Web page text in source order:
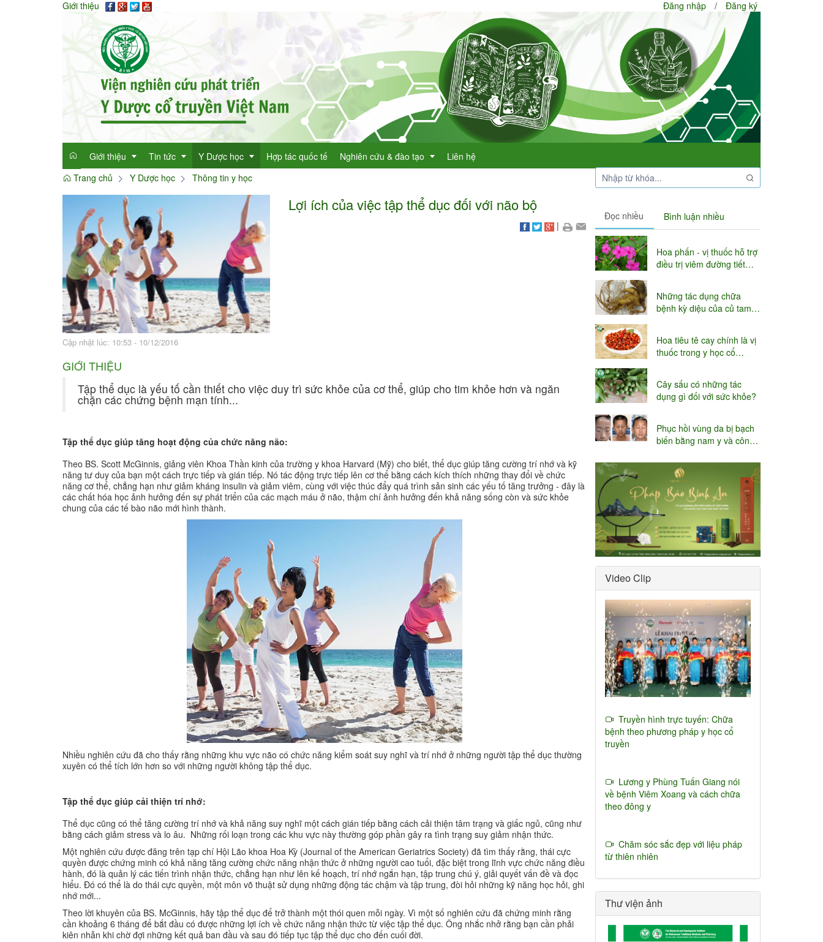
Giới thiệu Đăng nhập / Đăng ký
Giới thiệu
Giới thiệu
Mục đích
Chức năng nhiệm vụ
Tin tức
Tin tức tổng hợp
Tin tức trong ngành
Y Dược học
Thông tin y học
Cây thuốc quý Danh lục cây thuốc
Danh lục cây thuốc Việt Nam
Làm đẹp với thảo dược
Bài thuốc hay
Sức khỏe ngàn vàng
Hợp tác quốc tế Nghiên cứu & đào tạo
Dự án KHCN
Liên hệ
Trang chủ
Y Dược học Thông tin y học
Cập nhật lúc: 10:53 - 10/12/2016
Lợi ích của việc tập thể dục đối với não bộ
|
GIỚI THIỆU
Tập thể dục là yếu tố cần thiết cho việc duy trì sức khỏe của cơ thể, giúp cho tim khỏe hơn và ngăn
chặn các chứng bệnh mạn tính...
Tập thể dục giúp tăng hoạt động của chức năng não:
Theo BS. Scott McGinnis, giảng viên Khoa Thần kinh của trường y khoa Harvard (Mỹ) cho biết, thể dục giúp tăng cường trí nhớ và kỹ
năng tư duy của bạn một cách trực tiếp và gián tiếp. Nó tác động trực tiếp lên cơ thể bằng cách kích thích những thay đổi về chức
năng cơ thể, chẳng hạn như giảm kháng insulin và giảm viêm, cùng với việc thúc đẩy quá trình sản sinh các yếu tố tăng trưởng - đây là
các chất hóa học ảnh hưởng đến sự phát triển của các mạch máu ở não, thậm chí ảnh hưởng đến khả năng sống còn và sức khỏe
chung của các tế bào não mới hình thành.
Nhiều nghiên cứu đã cho thấy rằng những khu vực não có chức năng kiểm soát suy nghĩ và trí nhớ ở những người tập thể dục thường
xuyên có thể tích lớn hơn so với những người không tập thể dục.
Tập thể dục giúp cải thiện trí nhớ:
Thể dục cũng có thể tăng cường trí nhớ và khả năng suy nghĩ một cách gián tiếp bằng cách cải thiện tâm trạng và giấc ngủ, cũng như
bằng cách giảm stress và lo âu. Những rối loạn trong các khu vực này thường góp phần gây ra tình trạng suy giảm nhận thức.
Một nghiên cứu được đăng trên tạp chí Hội Lão khoa Hoa Kỳ (Journal of the American Geriatrics Society) đã tìm thấy rằng, thái cực
quyền được chứng minh có khả năng tăng cường chức năng nhận thức ở những người cao tuổi, đặc biệt trong lĩnh vực chức năng điều
hành, đó là quản lý các tiến trình nhận thức, chẳng hạn như lên kế hoạch, trí nhớ ngắn hạn, tập trung chú ý, giải quyết vấn đề và đọc
hiểu. Đó có thể là do thái cực quyền, một môn võ thuật sử dụng những động tác chậm và tập trung, đòi hỏi những kỹ năng học hỏi, ghi
nhớ mới...
Theo lời khuyên của BS. McGinnis, hãy tập thể dục để trở thành một thói quen mỗi ngày. Vì một số nghiên cứu đã chứng minh rằng
cần khoảng 6 tháng để bắt đầu có được những lợi ích về chức năng nhận thức từ việc tập thể dục. Ông nhắc nhở rằng bạn cần phải
kiên nhẫn khi chờ đợi những kết quả ban đầu và sau đó tiếp tục tập thể dục cho đến cuối đời.
Đọc nhiều Bình luận nhiều
Hoa phấn - vị thuốc hỗ trợ
điều trị viêm đường tiết
Những tác dụng chữa
bệnh kỳ diệu của củ tam
Hoa tiêu tê cay chính là vị
thuốc trong y học cổ
Cây sấu có những tác
dụng gì đối với sức khỏe?
Phục hồi vùng da bị bạch
biến bằng nam y và công
Video Clip
Truyền hình trực tuyến: Chữa
bệnh theo phương pháp y học cổ
truyền
Lương y Phùng Tuấn Giang nói
về bệnh Viêm Xoang và cách chữa
theo đông y
Chăm sóc sắc đẹp với liệu pháp
từ thiên nhiên
Thư viện ảnh